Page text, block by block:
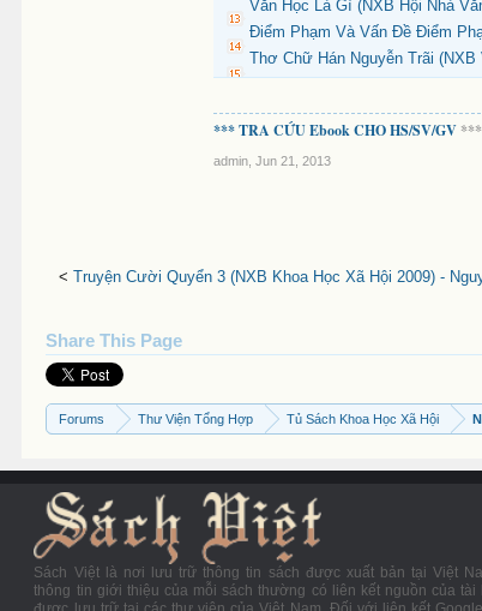
Văn Học Là Gì (NXB Hội Nhà
Điểm Phạm Và Vấn Đề Điểm
Thơ Chữ Hán Nguyễn Trãi
*** TRA CỨU Ebook CHO HS/SV/GV ***
admin Jun 21, 2013
< Truyện Cười Quyển 3 (NXB Khoa Học Xã Hội 2009) -
Share This Page
Forums Thư Viện Tổng Hợp Tủ Sách Khoa Học Xã Hội
Sách Việt là nơi lưu trữ thông tin sách được xuất bản tại Việt
thông tin giới thiệu của mỗi sách thường có liên kết nguồn của tài